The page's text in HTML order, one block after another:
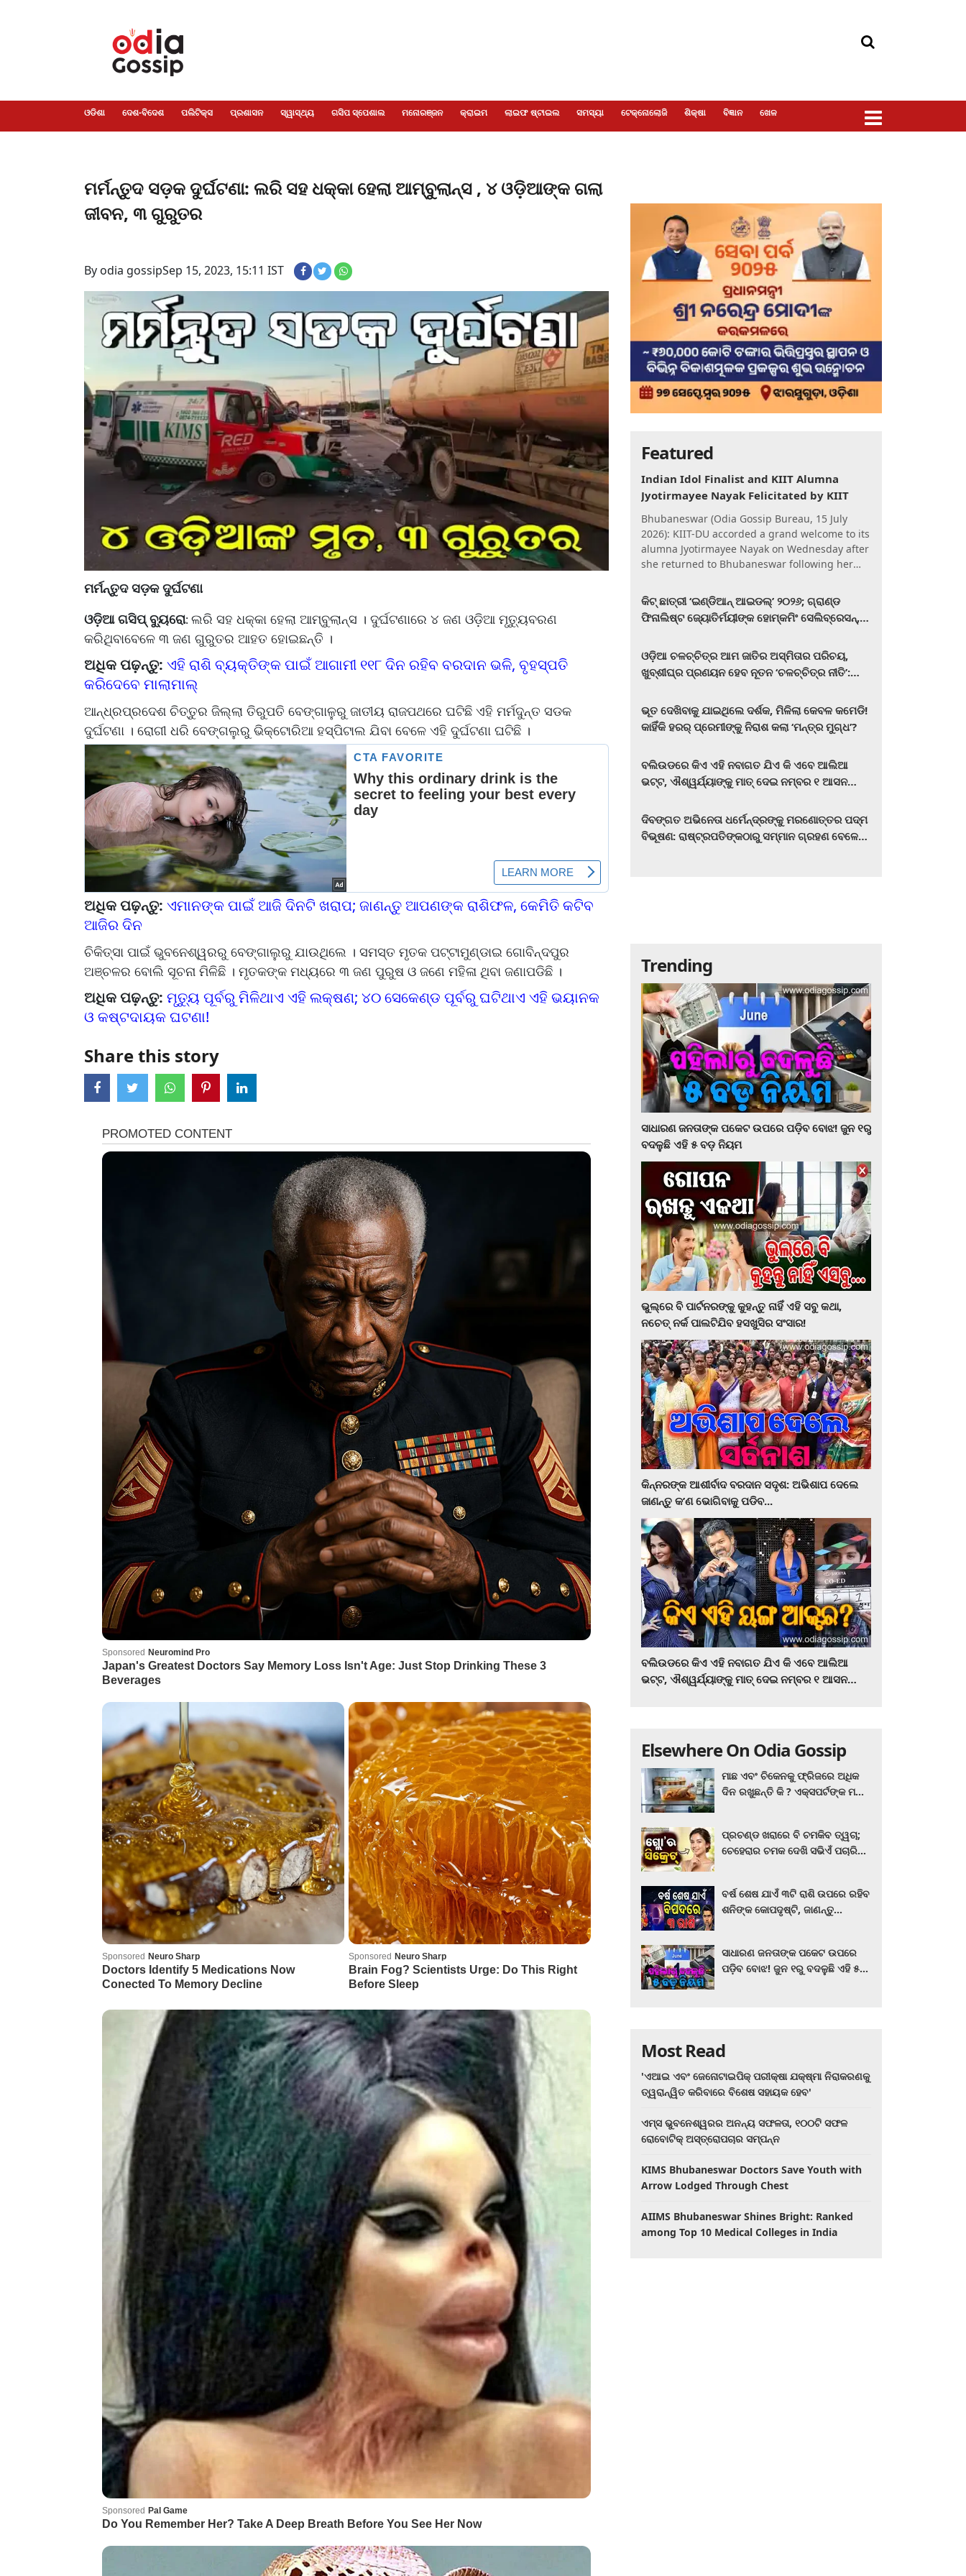
ଓଡିଶା ଦେଶ-ବିଦେଶ ପଲିଟିକ୍ସ ପ୍ରଶାସନ ସ୍ୱାସ୍ଥ୍ୟ ଗସିପ ସ୍ପେଶାଲ ମନୋରଞ୍ଜନ କ୍ରାଇମ ଲାଇଫ ଷ୍ଟାଇଲ ସମସ୍ୟା ଟେକ୍ନୋଲୋଜି ଶିକ୍ଷା ବିଜ୍ଞାନ ଖେଳ
ମର୍ମନ୍ତୁଦ ସଡ଼କ ଦୁର୍ଘଟଣା: ଲରି ସହ ଧକ୍କା ହେଲା ଆମ୍ବୁଲାନ୍ସ , ୪ ଓଡ଼ିଆଙ୍କ ଗଲା
ଜୀବନ, ୩ ଗୁରୁତର
By odia gossipSep 15, 2023, 15:11 IST
ମର୍ମନ୍ତୁଦ ସଡ଼କ ଦୁର୍ଘଟଣା
ଓଡ଼ିଆ ଗସିପ୍ ବ୍ୟୁରୋ: ଲରି ସହ ଧକ୍କା ହେଲା ଆମ୍ବୁଲାନ୍ସ । ଦୁର୍ଘଟଣାରେ ୪ ଜଣ ଓଡ଼ିଆ ମୃତ୍ୟୁବରଣ
କରିଥିବାବେଳେ ୩ ଜଣ ଗୁରୁତର ଆହତ ହୋଇଛନ୍ତି ।
ଅଧିକ ପଢ଼ନ୍ତୁ: ଏହି ରାଶି ବ୍ୟକ୍ତିଙ୍କ ପାଇଁ ଆଗାମୀ ୧୧୮ ଦିନ ରହିବ ବରଦାନ ଭଳି, ବୃହସ୍ପତି
କରିଦେବେ ମାଲାମାଲ୍
ଆନ୍ଧ୍ରପ୍ରଦେଶ ଚିତ୍ତୁର ଜିଲ୍ଲା ତିରୁପତି ବେଙ୍ଗାଳୁରୁ ଜାତୀୟ ରାଜପଥରେ ଘଟିଛି ଏହି ମର୍ମଦୁନ୍ତ ସଡକ
ଦୁର୍ଘଟଣା । ରୋଗୀ ଧରି ବେଙ୍ଗଲୁରୁ ଭିକ୍ଟୋରିଆ ହସ୍ପିଟାଲ ଯିବା ବେଳେ ଏହି ଦୁର୍ଘଟଣା ଘଟିଛି ।
ଅଧିକ ପଢ଼ନ୍ତୁ: ଏମାନଙ୍କ ପାଇଁ ଆଜି ଦିନଟି ଖରାପ; ଜାଣନ୍ତୁ ଆପଣଙ୍କ ରାଶିଫଳ, କେମିତି କଟିବ
ଆଜିର ଦିନ
ଚିକିତ୍ସା ପାଇଁ ଭୁବନେଶ୍ୱରରୁ ବେଙ୍ଗାଲୁରୁ ଯାଉଥିଲେ । ସମସ୍ତ ମୃତକ ପଟ୍ଟାମୁଣ୍ଡାଇ ଗୋବିନ୍ଦପୁର
ଅଞ୍ଚଳର ବୋଲି ସୂଚନା ମିଳିଛି । ମୃତକଙ୍କ ମଧ୍ୟରେ ୩ ଜଣ ପୁରୁଷ ଓ ଜଣେ ମହିଳା ଥିବା ଜଣାପଡିଛି ।
ଅଧିକ ପଢ଼ନ୍ତୁ: ମୃତ୍ୟୁ ପୂର୍ବରୁ ମିଳିଥାଏ ଏହି ଲକ୍ଷଣ; ୪୦ ସେକେଣ୍ଡ ପୂର୍ବରୁ ଘଟିଥାଏ ଏହି ଭୟାନକ
ଓ କଷ୍ଟଦାୟକ ଘଟଣା!
Share this story
Featured
Indian Idol Finalist and KIIT Alumna
Jyotirmayee Nayak Felicitated by KIIT
Bhubaneswar (Odia Gossip Bureau, 15 July
2026): KIIT-DU accorded a grand welcome to its
alumna Jyotirmayee Nayak on Wednesday after
she returned to Bhubaneswar following her
କିଟ୍‍ ଛାତ୍ରୀ ‘ଇଣ୍ଡିଆନ୍ ଆଇଡଲ୍‌’ ୨୦୨୬; ଗ୍ରାଣ୍ଡ
ଫିନାଲିଷ୍ଟ ଜ୍ୟୋତିର୍ମୟୀଙ୍କ ହୋମ୍‍କମିଂ ସେଲିବ୍ରେସନ୍‍,
ଓଡ଼ିଆ ଚଳଚ୍ଚିତ୍ର ଆମ ଜାତିର ଅସ୍ମିତାର ପରିଚୟ,
ଖୁବ୍‌ଶୀଘ୍ର ପ୍ରଣୟନ ହେବ ନୂତନ ‘ଚଳଚ୍ଚିତ୍ର ନୀତି’:
ଭୂତ ଦେଖିବାକୁ ଯାଇଥିଲେ ଦର୍ଶକ, ମିଳିଲା କେବଳ କମେଡି!
କାହିଁକି ହରର୍‌ ପ୍ରେମୀଙ୍କୁ ନିରାଶ କଲା ‘ମନ୍ତ୍ର ମୁଗ୍ଧ’?
ବଲିଉଡରେ କିଏ ଏହି ନବାଗତ ଯିଏ କି ଏବେ ଆଲିଆ
ଭଟ୍ଟ, ଐଶ୍ୱର୍ଯ୍ୟାଙ୍କୁ ମାତ୍‌ ଦେଇ ନମ୍ବର ୧ ଆସନ
ଦିବଙ୍ଗତ ଅଭିନେତା ଧର୍ମେନ୍ଦ୍ରଙ୍କୁ ମରଣୋତ୍ତର ପଦ୍ମ
ବିଭୂଷଣ: ରାଷ୍ଟ୍ରପତିଙ୍କଠାରୁ ସମ୍ମାନ ଗ୍ରହଣ ବେଳେ
Trending
ସାଧାରଣ ଜନତାଙ୍କ ପକେଟ ଉପରେ ପଡ଼ିବ ବୋଝ! ଜୁନ ୧ରୁ
ବଦଳୁଛି ଏହି ୫ ବଡ଼ ନିୟମ
ଭୁଲ୍‌ରେ ବି ପାର୍ଟନରଙ୍କୁ କୁହନ୍ତୁ ନାହିଁ ଏହି ସବୁ କଥା,
ନଚେତ୍‌ ନର୍କ ପାଲଟିଯିବ ହସଖୁସିର ସଂସାର!
କିନ୍ନରଙ୍କ ଆଶୀର୍ବାଦ ବରଦାନ ସଦୃଶ: ଅଭିଶାପ ଦେଲେ
ଜାଣନ୍ତୁ କ’ଣ ଭୋଗିବାକୁ ପଡିବ...
ବଲିଉଡରେ କିଏ ଏହି ନବାଗତ ଯିଏ କି ଏବେ ଆଲିଆ
ଭଟ୍ଟ, ଐଶ୍ୱର୍ଯ୍ୟାଙ୍କୁ ମାତ୍‌ ଦେଇ ନମ୍ବର ୧ ଆସନ
Elsewhere On Odia Gossip
ମାଛ ଏବଂ ଚିକେନକୁ ଫ୍ରିଜରେ ଅଧିକ
ଦିନ ରଖୁଛନ୍ତି କି ? ଏକ୍ସପର୍ଟଙ୍କ ମତ
ପ୍ରଚଣ୍ଡ ଖରାରେ ବି ଚମକିବ ତ୍ୱଚା;
ଚେହେରାର ଚମକ ଦେଖି ସଭିଏଁ ପଚାରିବେ
ବର୍ଷ ଶେଷ ଯାଏଁ ୩ଟି ରାଶି ଉପରେ ରହିବ
ଶନିଙ୍କ କୋପଦୃଷ୍ଟି, ଜାଣନ୍ତୁ
ସାଧାରଣ ଜନତାଙ୍କ ପକେଟ ଉପରେ
ପଡ଼ିବ ବୋଝ! ଜୁନ ୧ରୁ ବଦଳୁଛି ଏହି ୫
Most Read
'ଏଆଇ ଏବଂ ଜେନୋଟାଇପିକ୍ ପରୀକ୍ଷା ଯକ୍ଷ୍ମା ନିରାକରଣକୁ
ତ୍ୱରାନ୍ୱିତ କରିବାରେ ବିଶେଷ ସହାୟକ ହେବ'
ଏମ୍ସ ଭୁବନେଶ୍ୱରର ଅନନ୍ୟ ସଫଳତା, ୧୦୦ଟି ସଫଳ
ରୋବୋଟିକ୍ ଅସ୍ତ୍ରୋପଚାର ସମ୍ପନ୍ନ
KIMS Bhubaneswar Doctors Save Youth with
Arrow Lodged Through Chest
AIIMS Bhubaneswar Shines Bright: Ranked
among Top 10 Medical Colleges in India